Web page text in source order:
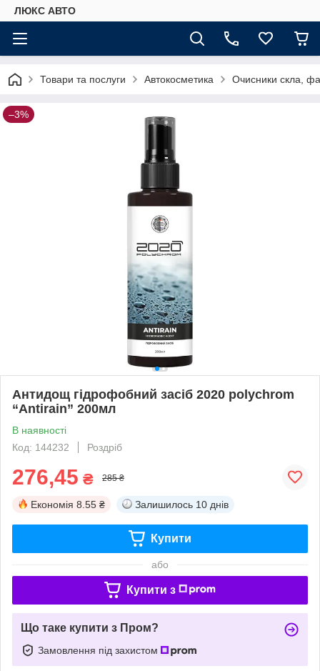
ЛЮКС АВТО
Товари та послуги Автокосметика Очисники скла,
–3%
Антидощ гідрофобний засіб 2020 polychrom
“Antirain” 200мл
В наявності
Код: 144232
Роздріб
276,45 ₴ 285 ₴
Економія 8.55 ₴ Залишилось 10 днів
Купити
або
Купити з
Що таке купити з Пром?
Замовлення під захистом